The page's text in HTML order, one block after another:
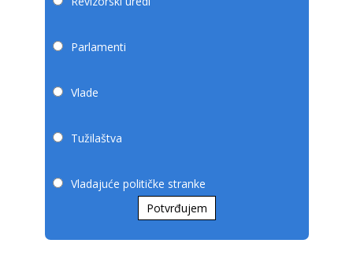
Parlamenti
Vlade
Tužilaštva
Vladajuće političke stranke
Potvrđujem